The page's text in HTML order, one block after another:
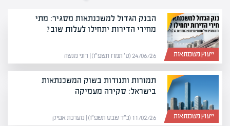
ייעוץ משכנתאות
הבנק הגדול למשכנתאות מסגיר: מתי
מחירי הדירות יתחילו לעלות שוב?
24/06/26 (ט׳ תמוז תשפ״ו) | רוני מנשה
ייעוץ משכנתאות
תמורות ותנודות בשוק המשכנתאות
בישראל: סקירה מעמיקה
11/02/26 (כ״ד שבט תשפ״ו) | מערכת אפיק